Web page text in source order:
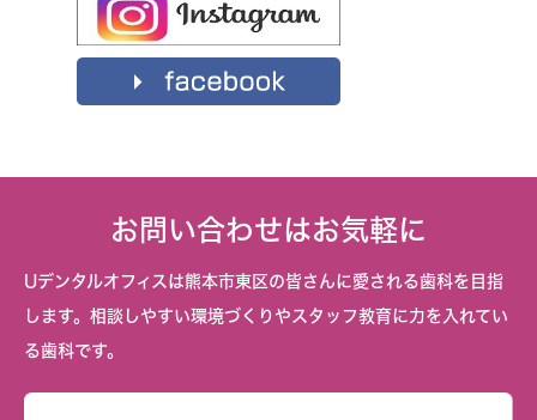
お問い合わせはお気軽に
Uデンタルオフィスは熊本市東区の皆さんに愛される歯科を目指
します。相談しやすい環境づくりやスタッフ教育に力を入れてい
る歯科です。